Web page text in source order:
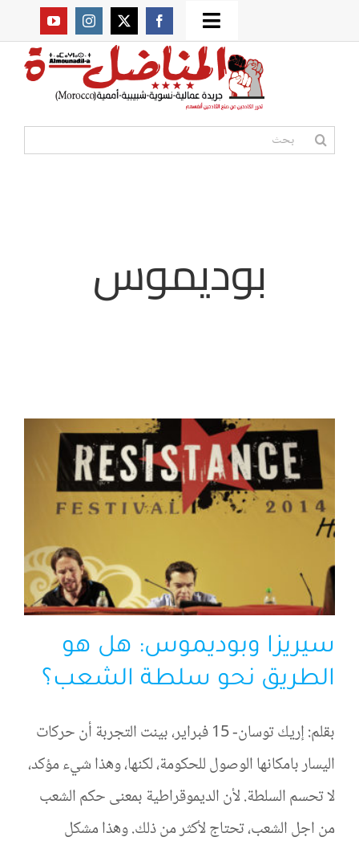
to
Toggle
Navigation
من نحن؟
افتتاحية موقع المناضل-ة
البحث
بوديموس
سيريزا وبوديموس: هل هو
الطريق نحو سلطة الشعب؟
بقلم: إريك توسان- 15 فبراير، بينت التجربة أن حركات
اليسار بامكانها الوصول للحكومة، لكنها، وهذا شيء مؤكد،
لا تحسم السلطة. لأن الديموقراطية بمعنى حكم الشعب
من اجل الشعب، تحتاج لأكثر من ذلك. وهذا مشكل